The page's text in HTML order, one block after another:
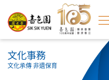
文化事務
文化承傳 非遺保育